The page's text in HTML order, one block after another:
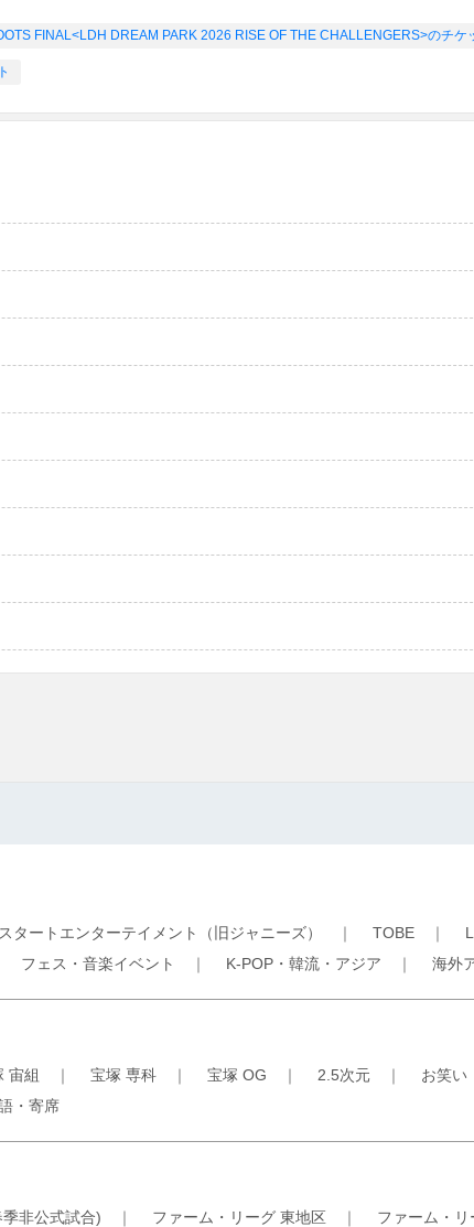
FINAL<LDH DREAM PARK 2026 RISE OF THE CHALLENGERS>のチケ
スタートエンターテイメント（旧ジャニーズ） ｜ TOBE ｜
フェス・音楽イベント ｜ K-POP・韓流・アジア ｜ 海外
宙組 ｜ 宝塚 専科 ｜ 宝塚 OG ｜ 2.5次元 ｜ お笑い
・寄席
非公式試合) ｜ ファーム・リーグ 東地区 ｜ ファーム・